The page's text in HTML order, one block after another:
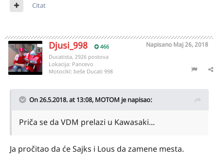
Citat
Djusi_998 466 Napisano Maj 26, 2018
Ducatista, 2926 postova
Lokacija: Pancevo
Motocikl: beše Ducati 998
On 26.5.2018. at 13:08, MOTOM je napisao:
Priča se da VDM prelazi u Kawasaki...
Ja pročitao da će Sajks i Lous da zamene mesta.